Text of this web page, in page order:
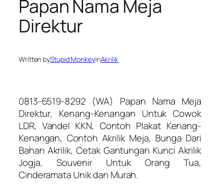
Papan Nama Meja
Direktur
Written byStupid MonkeyinAkrilik
0813-6519-8292 (WA) Papan Nama Meja
Direktur, Kenang-Kenangan Untuk Cowok
LDR, Vandel KKN, Contoh Plakat Kenang-
Kenangan, Contoh Akrilik Meja, Bunga Dari
Bahan Akrilik, Cetak Gantungan Kunci Akrilik
Jogja, Souvenir Untuk Orang Tua,
Cinderamata Unik dan Murah.